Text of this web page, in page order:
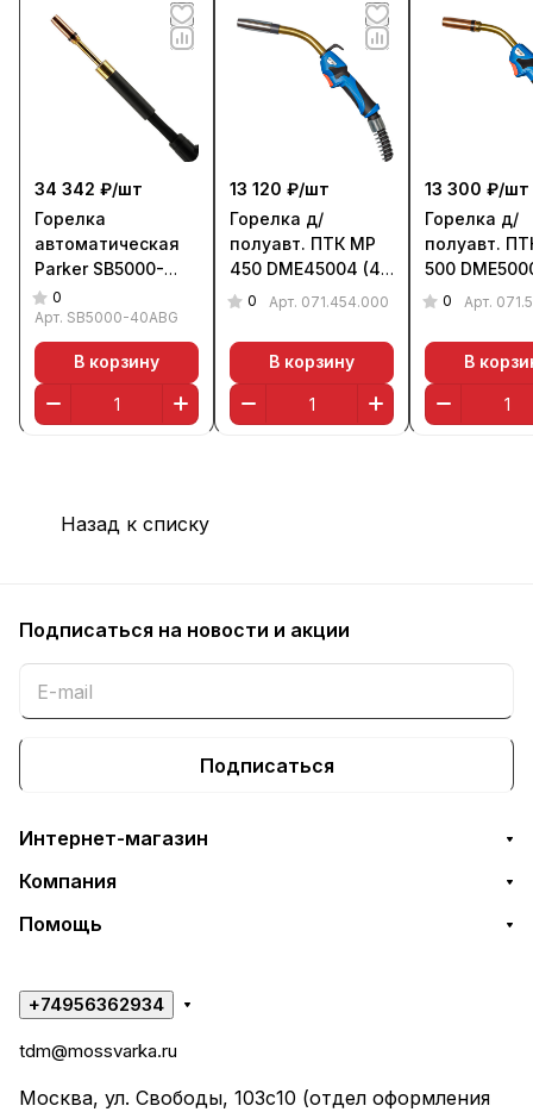
34 342 ₽/шт
Горелка
автоматическая
Parker SB5000-
40ABG SUREGRIP
(500 А, 4 м)
0
Арт. SB5000-40ABG
В корзину
13 120 ₽/шт
Горелка д/
полуавт. ПТК MP
450 DME45004 (4
м, возд.)
0 Арт. 071.454.000
В корзину
13 300 ₽/шт
Горелка д/
полуавт.
500
м, вода)
0 Арт.
В
Назад к списку
Подписаться на новости и акции
Подписаться
Интернет-магазин
Компания
Помощь
+74956362934
tdm@mossvarka.ru
Москва, ул. Свободы, 103с10 (отдел оформления